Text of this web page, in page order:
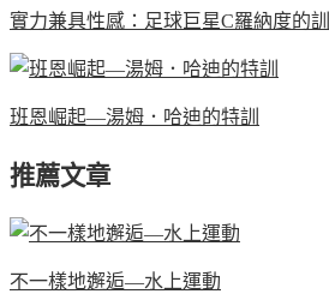
實力兼具性感：足球巨星C羅納度的
班恩崛起—湯姆．哈迪的特訓
推薦文章
不一樣地邂逅—水上運動